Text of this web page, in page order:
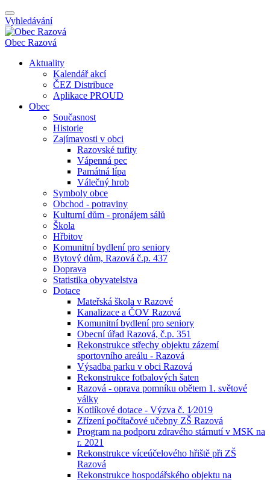
Vyhledávání
Obec Razová
Aktuality
Kalendář akcí
ČEZ Distribuce
Aplikace PROUD
Obec
Současnost
Historie
Zajímavosti v obci
Razovské tufity
Vápenná pec
Památná lípa
Válečný hrob
Symboly obce
Obchod - potraviny
Kulturní dům - pronájem sálů
Škola
Hřbitov
Komunitní bydlení pro seniory
Bytový dům, Razová č.p. 437
Doprava
Statistika obyvatelstva
Dotace
Mateřská škola v Razové
Kanalizace a ČOV Razová
Komunitní bydlení pro seniory
Obecní úřad Razová, č.p. 351
Rekonstrukce střechy objektu zázemí
sportovního areálu - Razová
Výsadba parku v obci Razová
Rekonstrukce fotbalových šaten
Razová - oprava pomníku obětem 1. světové
války
Kotlíkové dotace - Výzva č. 1⁄2019
Zřízení počítačové učebny ZŠ Razová
Program na podporu zdravého stárnutí v MSK na
r. 2021
Rekonstrukce víceúčelového hřiště při ZŠ
Razová
Rekonstrukce hospodářského objektu na